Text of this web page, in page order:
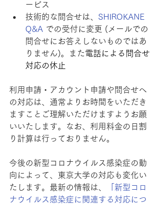
ービス
技術的な問合せは、 SHIROKANE
Q&A での受付に変更 (メールでの
問合せにお答えしないものではあ
りません)。また電話による問合せ
対応の休止
利用申請・アカウント申請や問合せへ
の対応は、通常よりお時間をいただき
ますことご理解いただけますようお願
いいたします。なお、利用料金の日割
り計算は行っておりません。
今後の新型コロナウイルス感染症の動
向によって、東京大学の対応も変化い
たします。最新の情報は、
「新型コロ
ナウイルス感染症に関連する対応につ